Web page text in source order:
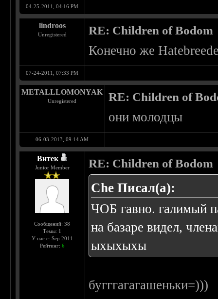
04-25-2011, 04:16 PM
lindroos
Unregistered RE: Children of Bodom
Конечно же
07-24-2011, 07:33 PM
METALLLOMONYAK
Unregistered RE: Children of
они молодцы
06-03-2013, 09:14 AM
Витек
Junior Member
Сообщений: 38
Темы: 1
У нас с: Sep 2011
Рейтинг: 6
RE: Children of Bodom
Che Писал(а):
ЧОБ гавно. галимый
на базаре видел,
ыхыхыхы
бугггагагашеньки=)))